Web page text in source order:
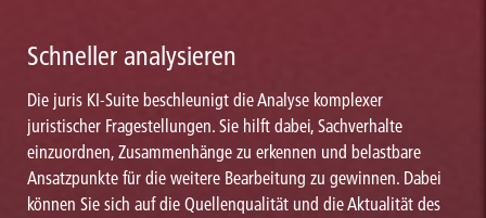
Schneller analysieren
Die juris KI-Suite beschleunigt die Analyse komplexer
juristischer Fragestellungen. Sie hilft dabei, Sachverhalte
einzuordnen, Zusammenhänge zu erkennen und belastbare
Ansatzpunkte für die weitere Bearbeitung zu gewinnen. Dabei
können Sie sich auf die Quellenqualität und die Aktualität des